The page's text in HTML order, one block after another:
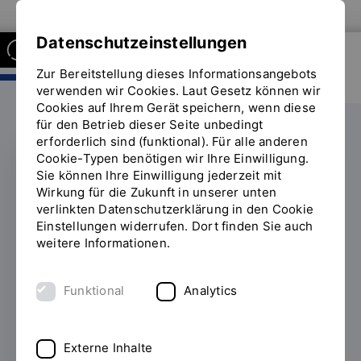
FAKULTÄT INFORMATIK UND
MATHEMATIK
GIRLS’DAY & BOYS’DAY
Klischeefreie
Orientierung mit
Tiefgang
für Jungs? An der OTH Regensburg ist das
Datenschutzeinstellungen
Zur Bereitstellung dieses Informationsangebots
verwenden wir Cookies. Laut Gesetz können wir
Cookies auf Ihrem Gerät speichern, wenn diese
für den Betrieb dieser Seite unbedingt
erforderlich sind (funktional). Für alle anderen
Cookie-Typen benötigen wir Ihre Einwilligung.
Sie können Ihre Einwilligung jederzeit mit
Wirkung für die Zukunft in unserer unten
verlinkten Datenschutzerklärung in den Cookie
Einstellungen widerrufen. Dort finden Sie auch
weitere Informationen.
Funktional Analytics
Externe Inhalte